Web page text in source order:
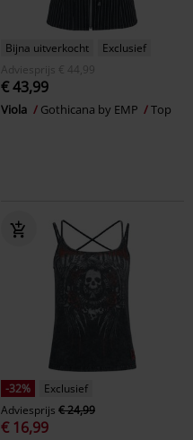
Bijna uitverkocht
Exclusief
Adviesprijs
€ 44,99
€ 43,99
Viola Gothicana by EMP Top
-32%
Exclusief
Adviesprijs € 24,99
€ 16,99